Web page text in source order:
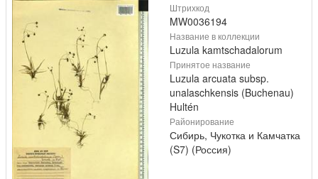
Штрихкод
MW0036194
Название в коллекции
Luzula kamtschadalorum
Принятое название
Luzula arcuata subsp.
unalaschkensis (Buchenau)
Hultén
Районирование
Сибирь, Чукотка и Камчатка
(S7) (Россия)